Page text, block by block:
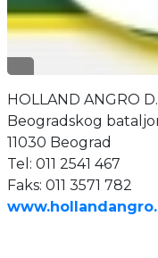
HOLLAND ANGRO
Beogradskog
11030 Beograd
Tel: 011 2541 467
Faks: 011 3571 782